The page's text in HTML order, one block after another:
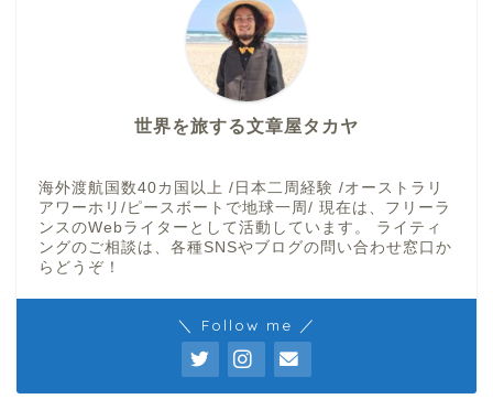
世界を旅する文章屋タカヤ
海外渡航国数40カ国以上 /日本二周経験 /オーストラリ
アワーホリ/ピースボートで地球一周/ 現在は、フリーラ
ンスのWebライターとして活動しています。 ライティ
ングのご相談は、各種SNSやブログの問い合わせ窓口か
らどうぞ！
＼ Follow me ／